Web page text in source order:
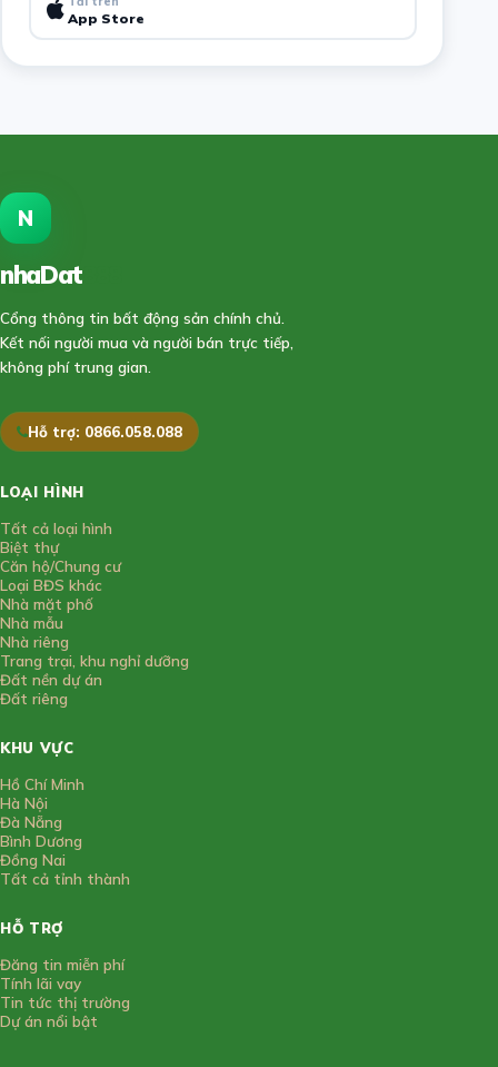
App Store
N
nhaDat
Cổng thông tin bất động sản chính chủ.
Kết nối người mua và người bán trực tiếp,
không phí trung gian.
Hỗ trợ: 0866.058.088
LOẠI HÌNH
Tất cả loại hình
Biệt thự
Căn hộ/Chung cư
Loại BĐS khác
Nhà mặt phố
Nhà mẫu
Nhà riêng
Trang trại, khu nghỉ dưỡng
Đất nền dự án
Đất riêng
KHU VỰC
Hồ Chí Minh
Hà Nội
Đà Nẵng
Bình Dương
Đồng Nai
Tất cả tỉnh thành
HỖ TRỢ
Đăng tin miễn phí
Tính lãi vay
Tin tức thị trường
Dự án nổi bật